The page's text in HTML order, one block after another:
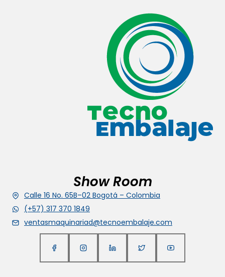
Show Room
Calle 16 No. 65B–02 Bogotá – Colombia
(+57) 317 370 1849
ventasmaquinariad@tecnoembalaje.com